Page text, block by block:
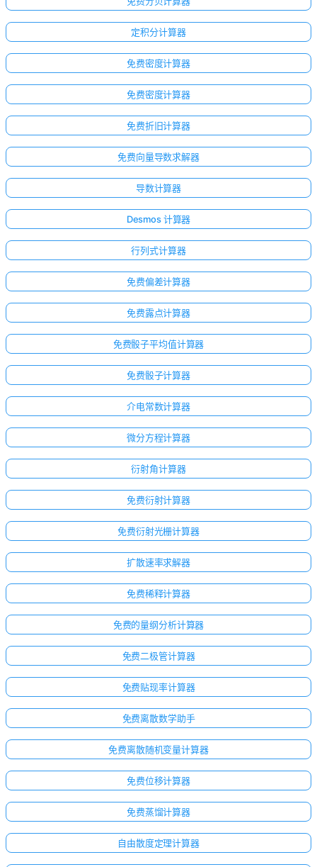
定积分计算器
免费密度计算器
免费密度计算器
免费折旧计算器
免费向量导数求解器
导数计算器
Desmos 计算器
行列式计算器
免费偏差计算器
免费露点计算器
免费骰子平均值计算器
免费骰子计算器
介电常数计算器
微分方程计算器
衍射角计算器
免费衍射计算器
免费衍射光栅计算器
扩散速率求解器
免费稀释计算器
免费的量纲分析计算器
免费二极管计算器
免费贴现率计算器
免费离散数学助手
免费离散随机变量计算器
免费位移计算器
免费蒸馏计算器
自由散度定理计算器